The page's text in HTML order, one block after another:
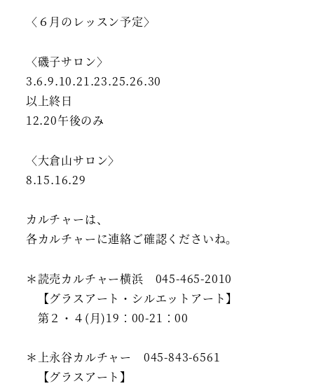
〈６月のレッスン予定〉
〈磯子サロン〉
3.6.9.10.21.23.25.26.30
以上終日
12.20午後のみ
〈大倉山サロン〉
8.15.16.29
カルチャーは、
各カルチャーに連絡ご確認くださいね。
＊読売カルチャー横浜 045-465-2010
【グラスアート・シルエットアート】
第２・４(月)19：00-21：00
＊上永谷カルチャー 045-843-6561
【グラスアート】